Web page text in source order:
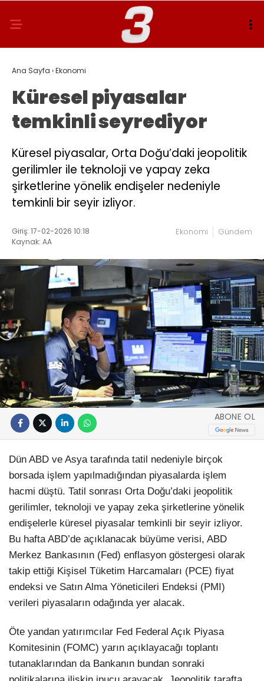
Ana Sayfa ›Ekonomi
Küresel piyasalar
temkinli seyrediyor
Küresel piyasalar, Orta Doğu’daki jeopolitik
gerilimler ile teknoloji ve yapay zeka
şirketlerine yönelik endişeler nedeniyle
temkinli bir seyir izliyor.
Giriş: 17-02-2026 10:18
Kaynak: AA
Ekonomi Gündem
ABONE OL
Dün ABD ve Asya tarafında tatil nedeniyle birçok
borsada işlem yapılmadığından piyasalarda işlem
hacmi düştü. Tatil sonrası Orta Doğu’daki jeopolitik
gerilimler, teknoloji ve yapay zeka şirketlerine yönelik
endişelerle küresel piyasalar temkinli bir seyir izliyor.
Bu hafta ABD’de açıklanacak büyüme verisi, ABD
Merkez Bankasının (Fed) enflasyon göstergesi olarak
takip ettiği Kişisel Tüketim Harcamaları (PCE) fiyat
endeksi ve Satın Alma Yöneticileri Endeksi (PMI)
verileri piyasaların odağında yer alacak.
Öte yandan yatırımcılar Fed Federal Açık Piyasa
Komitesinin (FOMC) yarın açıklayacağı toplantı
tutanaklarından da Bankanın bundan sonraki